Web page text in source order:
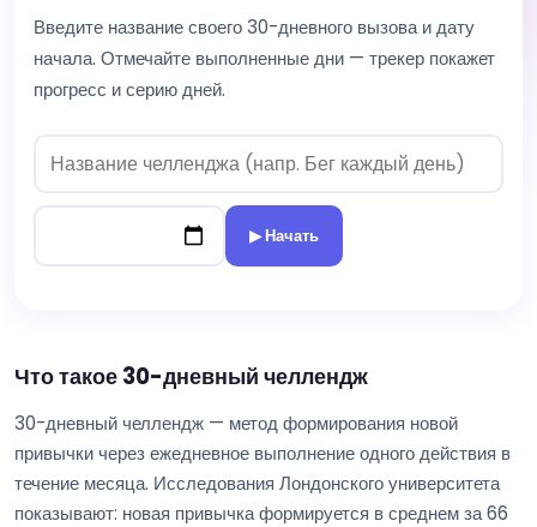
Введите название своего 30-дневного вызова и дату
начала. Отмечайте выполненные дни — трекер покажет
прогресс и серию дней.
▶ Начать
Что такое 30-дневный челлендж
30-дневный челлендж — метод формирования новой
привычки через ежедневное выполнение одного действия в
течение месяца. Исследования Лондонского университета
показывают: новая привычка формируется в среднем за 66